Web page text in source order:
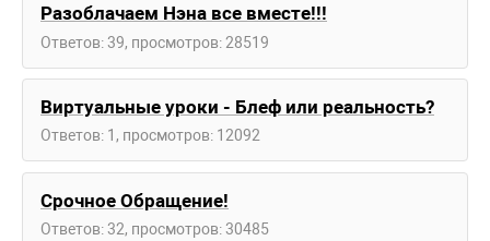
Разоблачаем Нэна все вместе!!!
Ответов: 39, просмотров: 28519
Виртуальные уроки - Блеф или реальность?
Ответов: 1, просмотров: 12092
Срочное Обращение!
Ответов: 32, просмотров: 30485